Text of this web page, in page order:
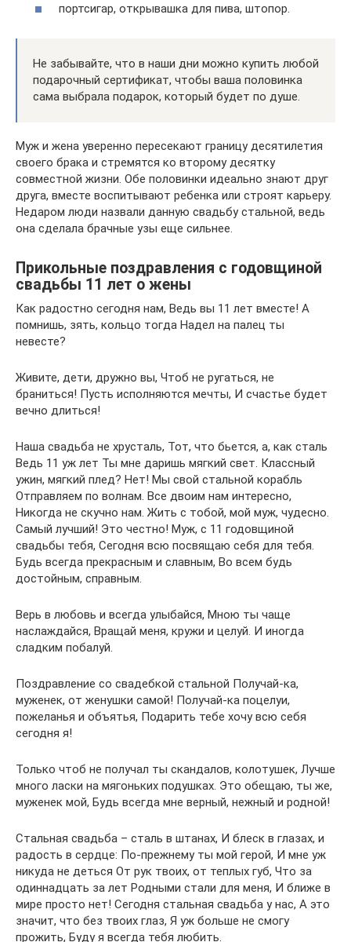
портсигар, открывашка для пива, штопор.
Не забывайте, что в наши дни можно купить любой
подарочный сертификат, чтобы ваша половинка
сама выбрала подарок, который будет по душе.
Муж и жена уверенно пересекают границу десятилетия
своего брака и стремятся ко второму десятку
совместной жизни. Обе половинки идеально знают друг
друга, вместе воспитывают ребенка или строят карьеру.
Недаром люди назвали данную свадьбу стальной, ведь
она сделала брачные узы еще сильнее.
Прикольные поздравления с годовщиной
свадьбы 11 лет о жены
Как радостно сегодня нам, Ведь вы 11 лет вместе! А
помнишь, зять, кольцо тогда Надел на палец ты
невесте?
Живите, дети, дружно вы, Чтоб не ругаться, не
браниться! Пусть исполняются мечты, И счастье будет
вечно длиться!
Наша свадьба не хрусталь, Тот, что бьется, а, как сталь
Ведь 11 уж лет Ты мне даришь мягкий свет. Классный
ужин, мягкий плед? Нет! Мы свой стальной корабль
Отправляем по волнам. Все двоим нам интересно,
Никогда не скучно нам. Жить с тобой, мой муж, чудесно.
Самый лучший! Это честно! Муж, с 11 годовщиной
свадьбы тебя, Сегодня всю посвящаю себя для тебя.
Будь всегда прекрасным и славным, Во всем будь
достойным, справным.
Верь в любовь и всегда улыбайся, Мною ты чаще
наслаждайся, Вращай меня, кружи и целуй. И иногда
сладким побалуй.
Поздравление со свадебкой стальной Получай-ка,
муженек, от женушки самой! Получай-ка поцелуи,
пожеланья и объятья, Подарить тебе хочу всю себя
сегодня я!
Только чтоб не получал ты скандалов, колотушек, Лучше
много ласки на мягоньких подушках. Это обещаю, ты же,
муженек мой, Будь всегда мне верный, нежный и родной!
Стальная свадьба – сталь в штанах, И блеск в глазах, и
радость в сердце: По-прежнему ты мой герой, И мне уж
никуда не деться От рук твоих, от теплых губ, Что за
одиннадцать за лет Родными стали для меня, И ближе в
мире просто нет! Сегодня стальная свадьба у нас, А это
значит, что без твоих глаз, Я уж больше не смогу
прожить, Буду я всегда тебя любить.